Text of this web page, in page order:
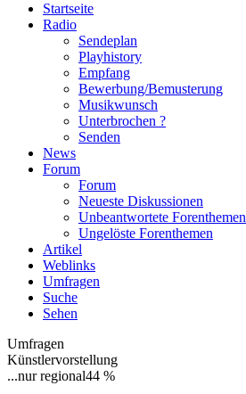
Startseite
Radio
Sendeplan
Playhistory
Empfang
Bewerbung/Bemusterung
Musikwunsch
Unterbrochen ?
Senden
News
Forum
Forum
Neueste Diskussionen
Unbeantwortete Forenthemen
Ungelöste Forenthemen
Artikel
Weblinks
Umfragen
Suche
Sehen
Umfragen
Künstlervorstellung
...nur regional44 %